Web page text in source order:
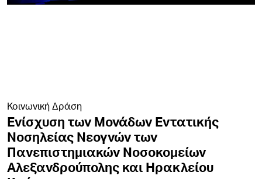
Κοινωνική Δράση
Ενίσχυση των Μονάδων Εντατικής
Νοσηλείας Νεογνών των
Πανεπιστημιακών Νοσοκομείων
Αλεξανδρούπολης και Ηρακλείου